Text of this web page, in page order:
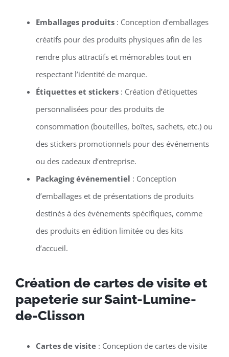
Emballages produits: Conception d’emballages
créatifs pour des produits physiques afin de les
rendre plus attractifs et mémorables tout en
respectant l’identité de marque.
Étiquettes et stickers: Création d’étiquettes
personnalisées pour des produits de
consommation (bouteilles, boîtes, sachets, etc.) ou
des stickers promotionnels pour des événements
ou des cadeaux d’entreprise.
Packaging événementiel : Conception
d’emballages et de présentations de produits
destinés à des événements spécifiques, comme
des produits en édition limitée ou des kits
d’accueil.
Création de cartes de visite et
papeterie sur Saint-Lumine-
de-Clisson
Cartes de visite: Conception de cartes de visite